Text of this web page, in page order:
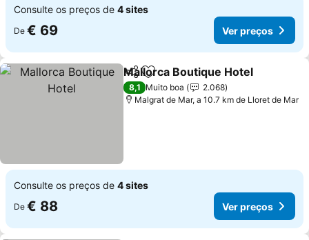
Consulte os preços de 4 sites
De € 69 Ver preços
PartilharAdicionar aos favoritos
Mallorca Boutique Hotel
8,1 Muito boa
2.068
Malgrat de Mar, a 10.7 km de Lloret de Mar
Consulte os preços de 4 sites
De € 88 Ver preços